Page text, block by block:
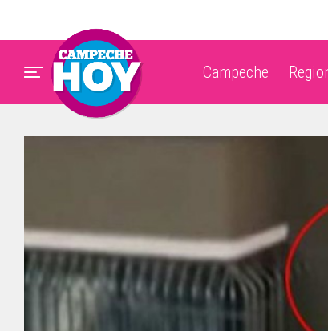
Campeche